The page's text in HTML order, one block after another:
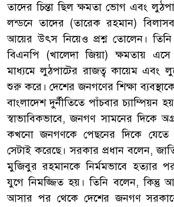
তাদের চিন্তা ছিল ক্ষমতা ভোগ এবং
লন্ডনে তাদের (তারেক রহমান)
আয়ের উৎস নিয়েও প্রশ্ন তোলেন।
বিএনপি (খালেদা জিয়া) ক্ষমতায়
মাধ্যমে লুঠপাটের রাজত্ব কায়েম এবং
শুরু করে। দেশের জনগণের শিক্ষা
বাংলাদেশ দুর্নীতিতে পাঁচবার
স্বাভাবিকভাবে, জনগণ সামনের দিকে
কখনো জনগণকে পেছনের দিকে যেতে
সেটাই করেছে। সরকার প্রধান বলেন,
মুজিবুর রহমানকে নির্মমভাবে হত্যার
যুগে নিমজ্জিত হয়। তিনি বলেন, কিন্তু
আসার পর থেকে দেশের জনগণ